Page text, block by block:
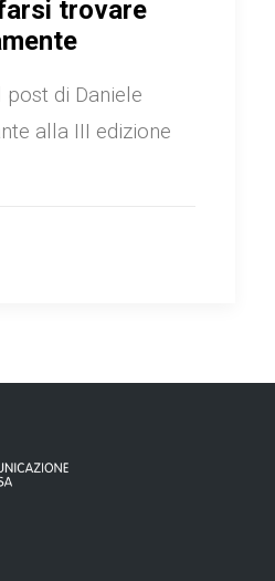
trovare
di Daniele
alla III edizione